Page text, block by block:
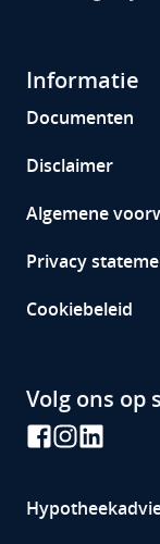
Informatie
Documenten
Disclaimer
Algemene
Privacy
Cookiebeleid
Volg ons op